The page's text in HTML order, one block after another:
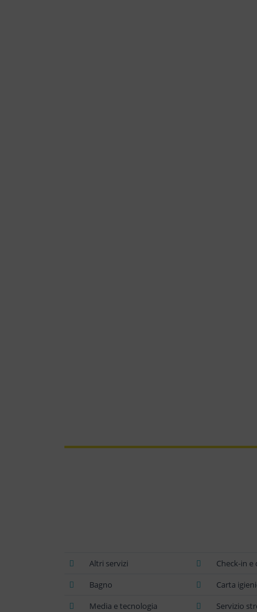
Altri servizi
Check-in
Bagno
Carta
Media e tecnologia
Servizio